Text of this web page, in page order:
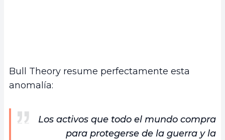
Bull Theory resume perfectamente esta
anomalía:
Los activos que todo el mundo compra
para protegerse de la guerra y la